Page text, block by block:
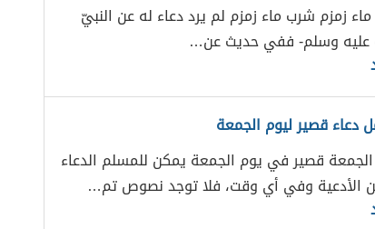
زمزم شرب ماء زمزم لم يرد دعاء له عن النبيّ
عليه وسلم- ففي حديث عن…
دعاء قصير ليوم الجمعة
الجمعة قصير في يوم الجمعة يمكن للمسلم الدعاء
الأدعية وفي أي وقت، فلا توجد نصوص تم…